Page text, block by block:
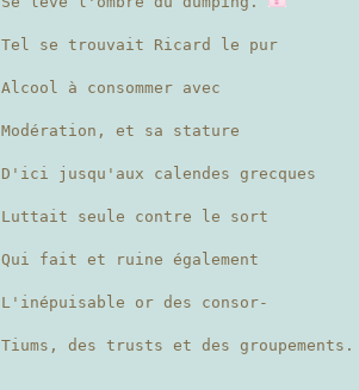
Tel se trouvait Ricard le pur
Alcool à consommer avec
Modération, et sa stature
D'ici jusqu'aux calendes grecques
Luttait seule contre le sort
Qui fait et ruine également
L'inépuisable or des consor-
Tiums, des trusts et des groupements.